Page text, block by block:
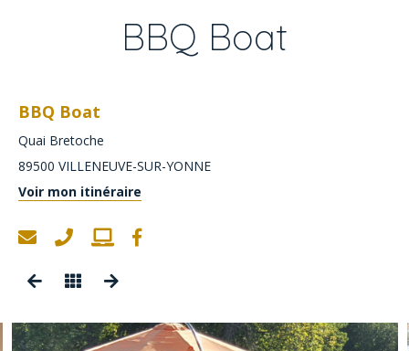
BBQ Boat
BBQ Boat
Quai Bretoche
89500 VILLENEUVE-SUR-YONNE
Voir mon itinéraire